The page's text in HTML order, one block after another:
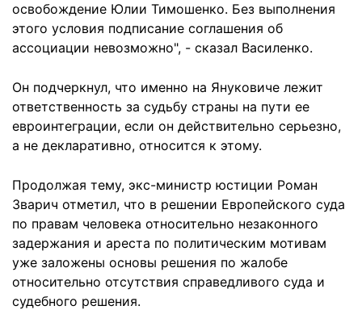
освобождение Юлии Тимошенко. Без выполнения
этого условия подписание соглашения об
ассоциации невозможно", - сказал Василенко.
Он подчеркнул, что именно на Януковиче лежит
ответственность за судьбу страны на пути ее
евроинтеграции, если он действительно серьезно,
а не декларативно, относится к этому.
Продолжая тему, экс-министр юстиции Роман
Зварич отметил, что в решении Европейского суда
по правам человека относительно незаконного
задержания и ареста по политическим мотивам
уже заложены основы решения по жалобе
относительно отсутствия справедливого суда и
судебного решения.